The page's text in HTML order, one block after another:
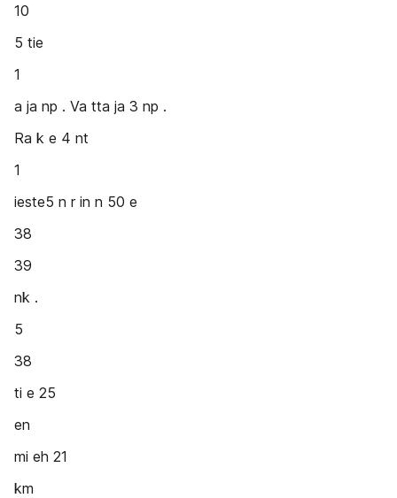
10
5 tie
1
a ja np . Va tta ja 3 np .
Ra k e 4 nt
1
ieste5 n r in n 50 e
38
39
nk .
5
38
ti e 25
en
mi eh 21
km